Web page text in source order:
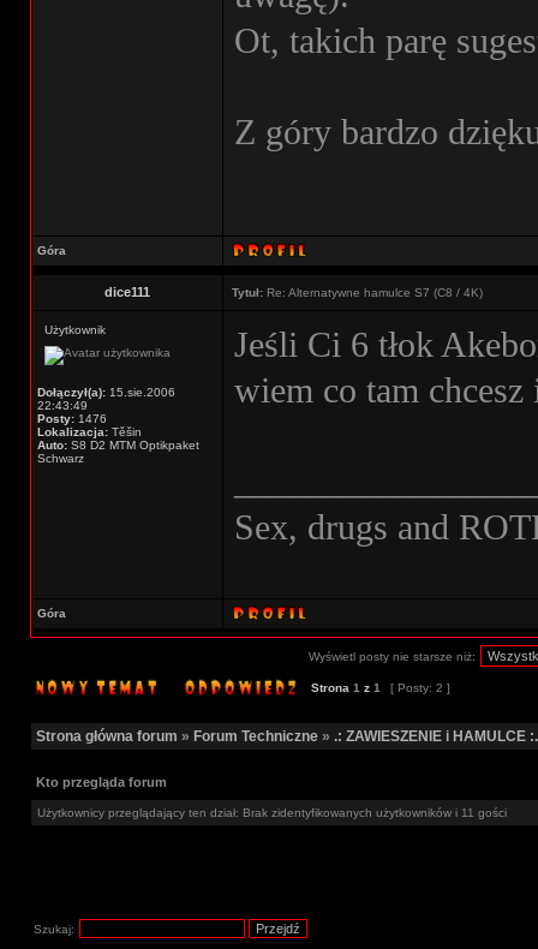
Ot, takich parę
Z góry bardzo
Góra
dice111 Tytuł: Re: Alternatywne hamulce S7 (C8 / 4K)
Użytkownik
Dołączył(a): 15.sie.2006
22:43:49
Posty: 1476
Lokalizacja: Těšin
Auto: S8 D2 MTM Optikpaket
Schwarz
Jeśli Ci 6 tłok
wiem co tam
Sex, drugs and
Góra
Wyświetl posty nie starsze niż:
Strona 1 z 1 [ Posty: 2 ]
Strona główna forum » Forum Techniczne » .: ZAWIESZENIE i HAMULCE :.
Kto przegląda forum
Użytkownicy przeglądający ten dział: Brak zidentyfikowanych użytkowników i 11 gości
Szukaj: